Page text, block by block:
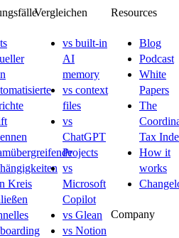
Kreis
Vergleichen
vs built-in
AI
memory
vs context
files
vs
ChatGPT
Projects
vs
Microsoft
Copilot
vs Glean
vs Notion
Resources
Blog
Podcast
White
Papers
The
Tax
How it
works
Company